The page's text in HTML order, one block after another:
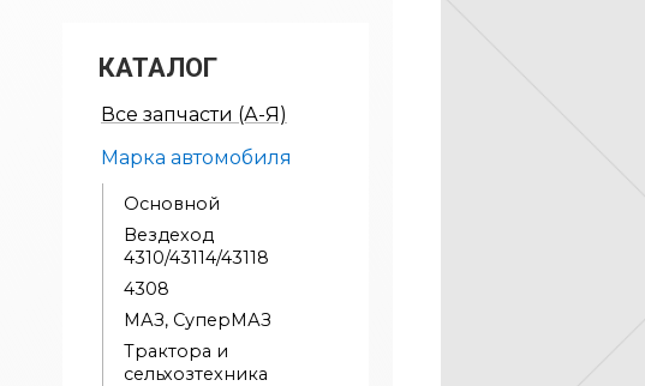
КАТАЛОГ
Все запчасти (А-Я)
Марка автомобиля
Основной
Вездеход
4310/43114/43118
4308
МАЗ, СуперМАЗ
Трактора и
сельхозтехника